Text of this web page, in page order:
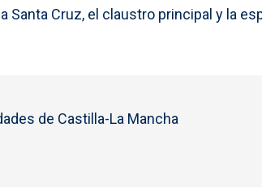
Santa Cruz, el claustro principal y la
de Castilla-La Mancha